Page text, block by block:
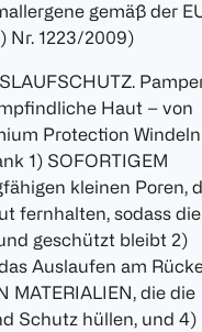
gemäß der
Nr. 1223/2009)
Haut – von
Protection Windeln
1) SOFORTIGEM
kleinen Poren,
fernhalten, sodass die
geschützt bleibt 2)
Auslaufen am
MATERIALIEN, die die
Schutz hüllen, und 4)